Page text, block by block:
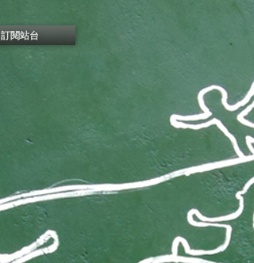
訂閱站台